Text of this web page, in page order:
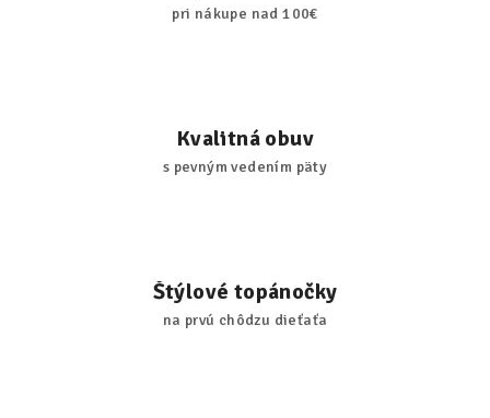
pri nákupe nad 100€
Kvalitná obuv
s pevným vedením päty
Štýlové topánočky
na prvú chôdzu dieťaťa